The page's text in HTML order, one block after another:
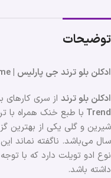
توضیحات
ادکلن بلو ترند جی پارلیس | Geparlys Blu Trend Pour Homme
ادکلن بلو ترند از سری کارهای
Trend با طبع خنک همراه با
شیرین و گلی یکی از بهترین
سال می‌باشد. ناگفته نماند
نوع ادو تویلت دارد که با
داشته باشد.